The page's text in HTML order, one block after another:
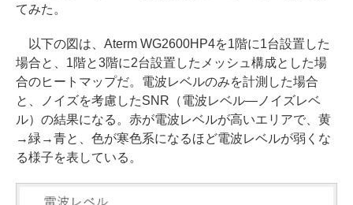
てみた。
以下の図は、Aterm WG2600HP4を1階に1台設置した
場合と、1階と3階に2台設置したメッシュ構成とした場
合のヒートマップだ。電波レベルのみを計測した場合
と、ノイズを考慮したSNR（電波レベル―ノイズレベ
ル）の結果になる。赤が電波レベルが高いエリアで、黄
→緑→青と、色が寒色系になるほど電波レベルが弱くな
る様子を表している。